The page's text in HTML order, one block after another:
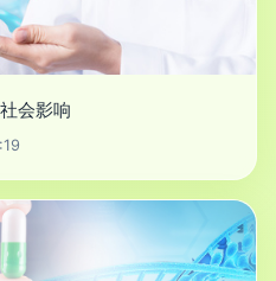
会影响